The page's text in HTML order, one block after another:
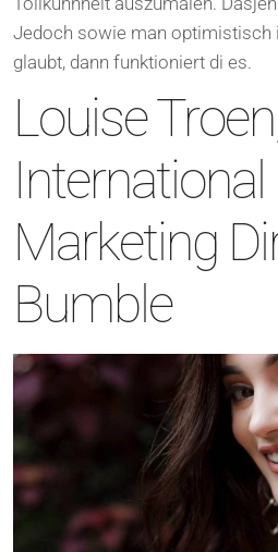
Jedoch sowie man optimistisch
glaubt, dann funktioniert di es.
Louise
International
Marketing
Bumble